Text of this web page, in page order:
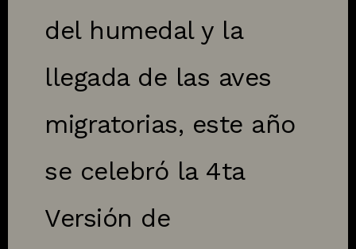
del humedal y la
llegada de las aves
migratorias, este año
se celebró la 4ta
Versión de